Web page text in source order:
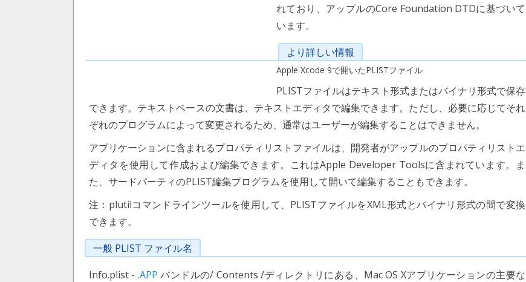
れており、アップルのCore Foundation DTDに基づいて
います。
より詳しい情報
Apple Xcode 9で開いたPLISTファイル
PLISTファイルはテキスト形式またはバイナリ形式で保存
できます。テキストベースの文書は、テキストエディタで編集できます。ただし、必要に応じてそれ
ぞれのプログラムによって変更されるため、通常はユーザーが編集することはできません。
アプリケーションに含まれるプロパティリストファイルは、開発者がアップルのプロパティリストエ
ディタを使用して作成および編集できます。これはApple Developer Toolsに含まれています。ま
た、サードパーティのPLIST編集プログラムを使用して開いて編集することもできます。
注：plutilコマンドラインツールを使用して、PLISTファイルをXML形式とバイナリ形式の間で変換
できます。
一般 PLIST ファイル名
Info.plist - .APP バンドルの/ Contents /ディレクトリにある、Mac OS Xアプリケーションの主要な